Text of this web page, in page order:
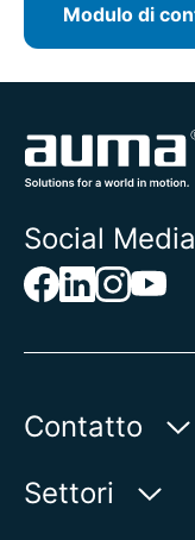
Modulo di
Social Media
Contatto
AUMA Riester
Settori